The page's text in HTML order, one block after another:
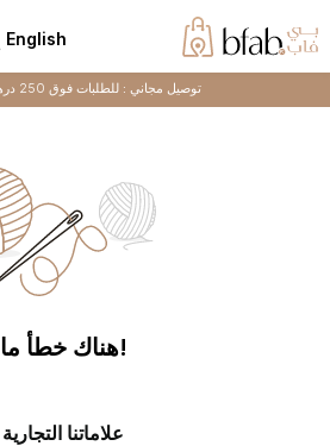
English
توصيل مجاني : للطلبات فوق 250 درهم إماراتي
!هناك خطأ ما
علاماتنا التجارية